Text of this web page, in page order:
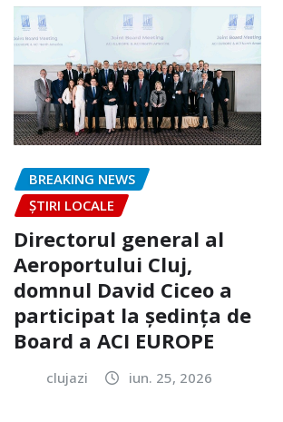
BREAKING NEWS
ȘTIRI LOCALE
Directorul general al
Aeroportului Cluj,
domnul David Ciceo a
participat la ședința de
Board a ACI EUROPE
clujazi iun. 25, 2026